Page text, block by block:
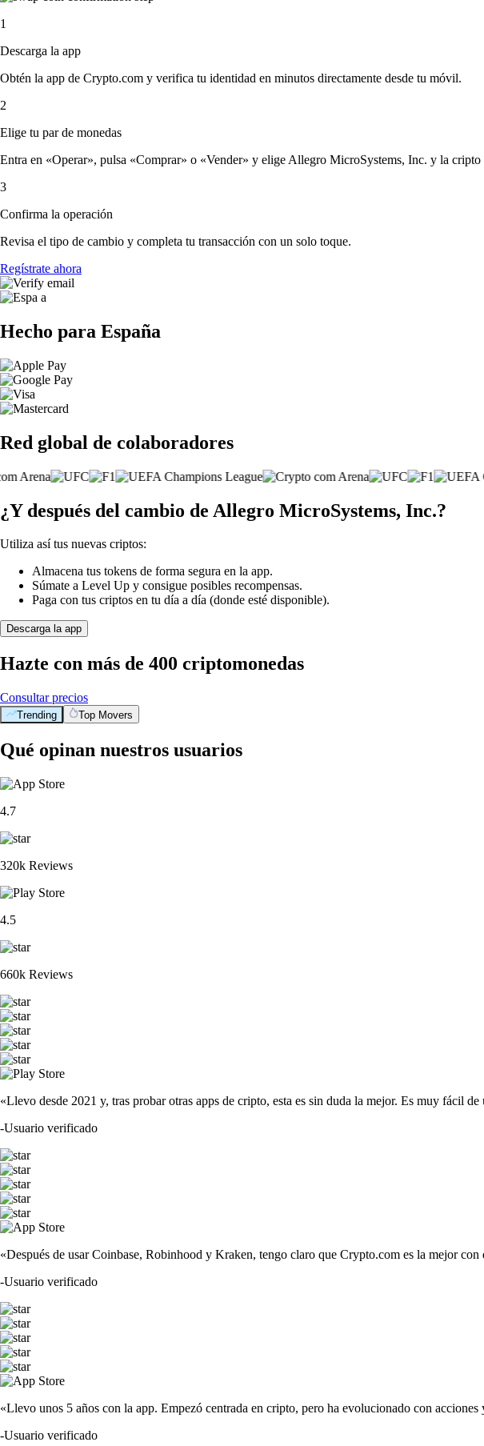
1
Descarga la app
Obtén la app de Crypto.com y verifica tu identidad en minutos directamente desde tu móvil.
2
Elige tu par de monedas
Entra en «Operar», pulsa «Comprar» o «Vender» y elige Allegro MicroSystems, Inc. y la
3
Confirma la operación
Revisa el tipo de cambio y completa tu transacción con un solo toque.
Regístrate ahora
Hecho para España
Red global de colaboradores
¿Y después del cambio de Allegro MicroSystems, Inc.?
Utiliza así tus nuevas criptos:
Almacena tus tokens de forma segura en la app.
Súmate a Level Up y consigue posibles recompensas.
Paga con tus criptos en tu día a día (donde esté disponible).
Descarga la app
Hazte con más de 400 criptomonedas
Consultar precios
Trending Top Movers
Qué opinan nuestros usuarios
4.7
320k Reviews
4.5
660k Reviews
«Llevo desde 2021 y, tras probar otras apps de cripto, esta es sin duda la mejor. Es muy fácil
-Usuario verificado
«Después de usar Coinbase, Robinhood y Kraken, tengo claro que Crypto.com es la mejor
-Usuario verificado
«Llevo unos 5 años con la app. Empezó centrada en cripto, pero ha evolucionado con
-Usuario verificado